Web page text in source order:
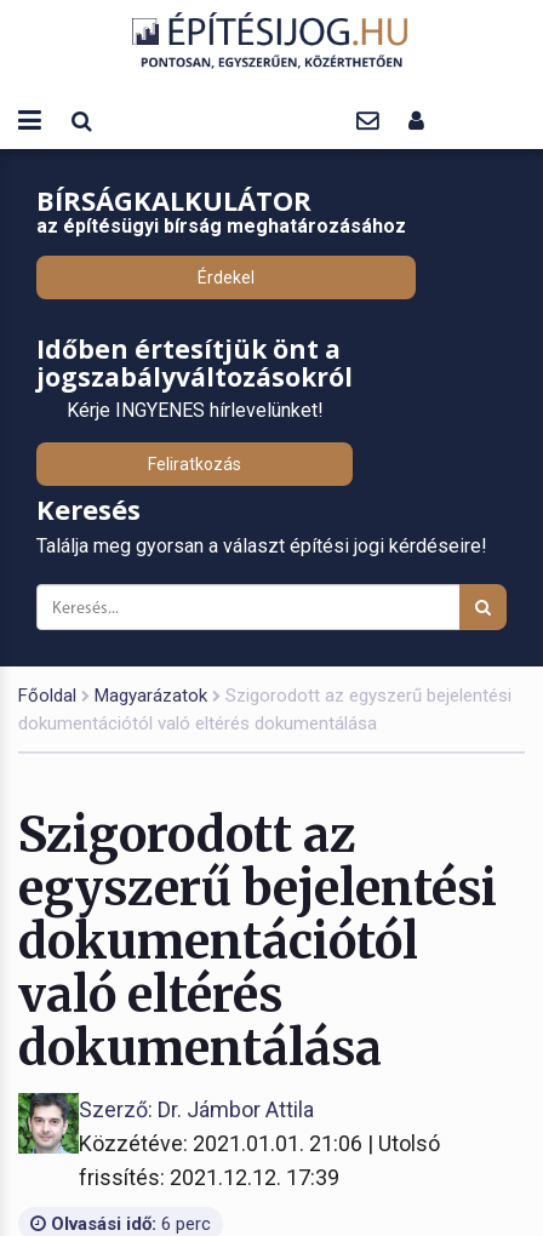
BÍRSÁGKALKULÁTOR
az építésügyi bírság meghatározásához
Érdekel
Időben értesítjük önt a
jogszabályváltozásokról
Kérje INGYENES hírlevelünket!
Feliratkozás
Keresés
Találja meg gyorsan a választ építési jogi kérdéseire!
Főoldal Magyarázatok
Szigorodott az egyszerű bejelentési
dokumentációtól való eltérés dokumentálása
Szigorodott az
egyszerű bejelentési
dokumentációtól
való eltérés
dokumentálása
Szerző: Dr. Jámbor Attila
Közzétéve: 2021.01.01. 21:06 | Utolsó
frissítés: 2021.12.12. 17:39
Olvasási idő: 6 perc